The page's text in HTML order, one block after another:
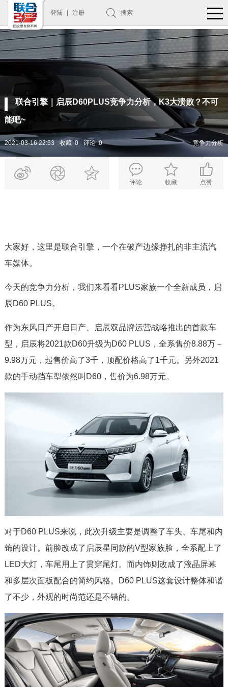
登陆 注册 搜索
联合引擎｜启辰D60PLUS竞争力分析，K3大溃败？不可
能吧~
2021-03-16 22:53 收藏 0 评论 0 竞争力分析
评论 收藏 点赞
大家好，这里是联合引擎，一个在破产边缘挣扎的非主流汽
车媒体。
今天的竞争力分析，我们来看看PLUS家族一个全新成员，启
辰D60 PLUS。
作为东风日产开启日产、启辰双品牌运营战略推出的首款车
型，启辰将2021款D60升级为D60 PLUS，全系售价8.88万－
9.98万元，起售价高了3千，顶配价格高了1千元。另外2021
款的手动挡车型依然叫D60，售价为6.98万元。
对于D60 PLUS来说，此次升级主要是调整了车头、车尾和内
饰的设计。前脸改成了启辰星同款的V型家族脸，全系配上了
LED大灯，车尾用上了贯穿尾灯。而内饰则改成了液晶屏幕
和多层次面板配合的简约风格。D60 PLUS这套设计整体和谐
了不少，外观的时尚范还是不错的。